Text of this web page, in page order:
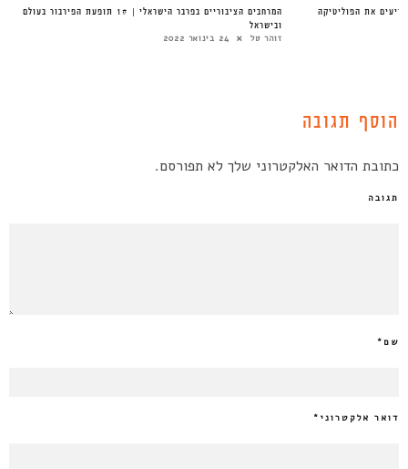
המרחבים הציבוריים בפרבר הישראלי | 1# תופעת הפירבור בעולם
ובישראל
זוהר טל 24 בינואר 2022
את הפוליטיקה
הוסף תגובה
כתובת הדואר האלקטרוני שלך לא תפורסם.
תגובה
שם*
דואר אלקטרוני *